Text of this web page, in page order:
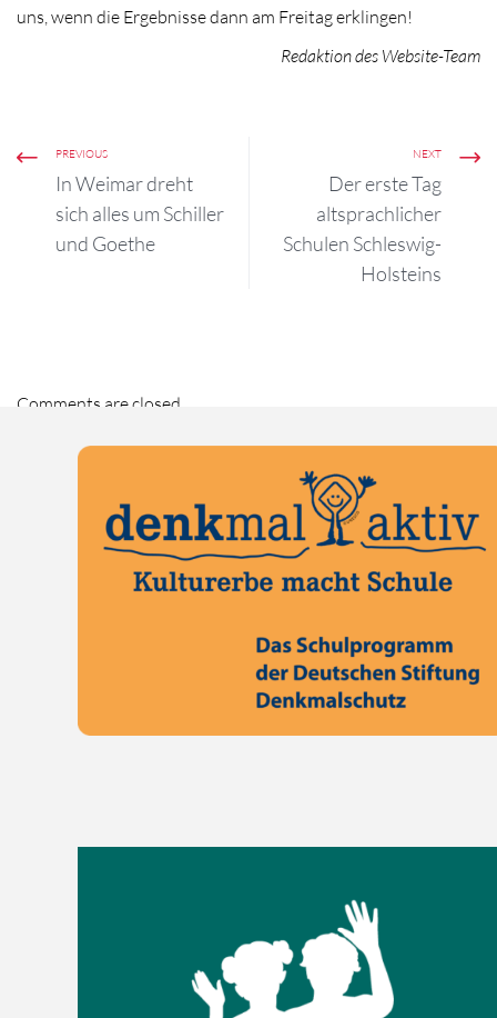
uns, wenn die Ergebnisse dann am Freitag erklingen!
Redaktion des Website-Team
PREVIOUS
In Weimar dreht
sich alles um Schiller
und Goethe
NEXT
Der erste Tag
altsprachlicher
Schulen Schleswig-
Holsteins
Comments are closed.